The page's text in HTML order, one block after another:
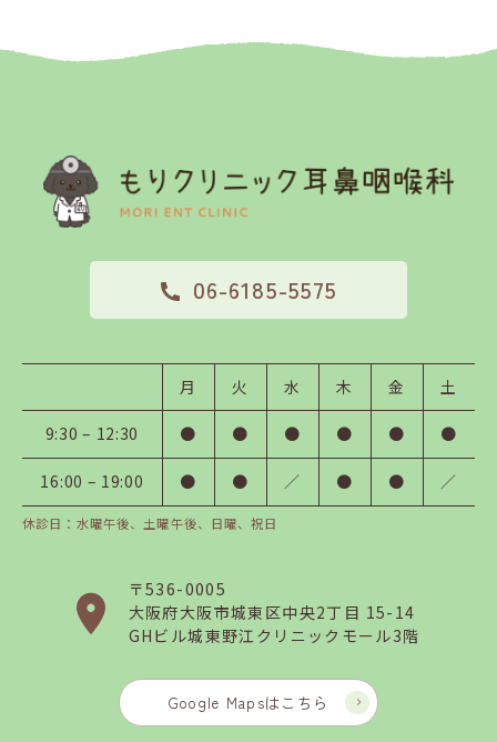
06-6185-5575
月 火 水 木 金 土
9:30 – 12:30 ● ● ● ● ● ●
16:00 – 19:00 ● ● ／ ● ● ／
休診日：水曜午後、土曜午後、日曜、祝日
〒536-0005
大阪府大阪市城東区中央2丁目 15-14
GHビル城東野江クリニックモール3階
Google Mapsはこちら